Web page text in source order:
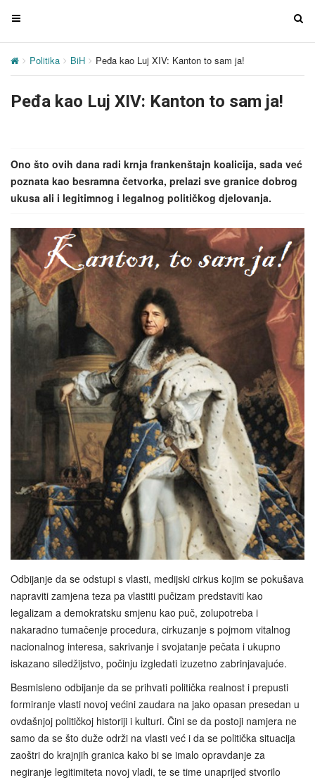
T
g
e
i
g
a
i
o
n
T
i
g
i
o
n
Politika BiH Peđa kao Luj XIV: Kanton to sam ja!
Peđa kao Luj XIV: Kanton to sam ja!
Ono što ovih dana radi krnja frankenštajn koalicija, sada već
poznata kao besramna četvorka, prelazi sve granice dobrog
ukusa ali i legitimnog i legalnog političkog djelovanja.
Odbijanje da se odstupi s vlasti, medijski cirkus kojim se pokušava
napraviti zamjena teza pa vlastiti pučizam predstaviti kao
legalizam a demokratsku smjenu kao puč, zolupotreba i
nakaradno tumačenje procedura, cirkuzanje s pojmom vitalnog
nacionalnog interesa, sakrivanje i svojatanje pečata i ukupno
iskazano siledžijstvo, počinju izgledati izuzetno zabrinjavajuće.
Besmisleno odbijanje da se prihvati politička realnost i prepusti
formiranje vlasti novoj većini zaudara na jako opasan presedan u
ovdašnjoj političkoj historiji i kulturi. Čini se da postoji namjera ne
samo da se što duže održi na vlasti već i da se politička situacija
zaoštri do krajnjih granica kako bi se imalo opravdanje za
negiranje legitimiteta novoj vladi, te se time unaprijed stvorilo